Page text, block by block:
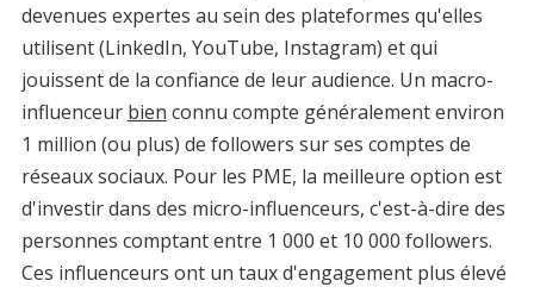
devenues expertes au sein des plateformes qu'elles
utilisent (LinkedIn, YouTube, Instagram) et qui
jouissent de la confiance de leur audience. Un macro-
influenceur bien connu compte généralement environ
1 million (ou plus) de followers sur ses comptes de
réseaux sociaux. Pour les PME, la meilleure option est
d'investir dans des micro-influenceurs, c'est-à-dire des
personnes comptant entre 1 000 et 10 000 followers.
Ces influenceurs ont un taux d'engagement plus élevé